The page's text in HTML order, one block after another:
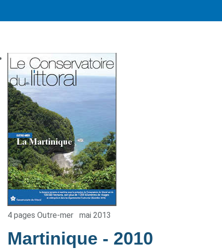
4 pages Outre-mer mai 2013
Martinique - 2010